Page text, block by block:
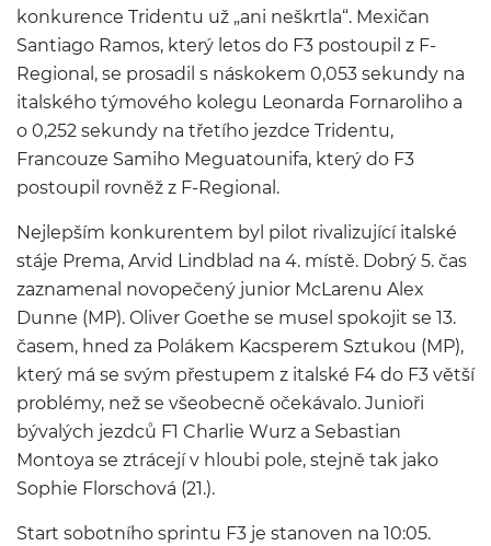
konkurence Tridentu už „ani neškrtla“. Mexičan
Santiago Ramos, který letos do F3 postoupil z F-
Regional, se prosadil s náskokem 0,053 sekundy na
italského týmového kolegu Leonarda Fornaroliho a
o 0,252 sekundy na třetího jezdce Tridentu,
Francouze Samiho Meguatounifa, který do F3
postoupil rovněž z F-Regional.
Nejlepším konkurentem byl pilot rivalizující italské
stáje Prema, Arvid Lindblad na 4. místě. Dobrý 5. čas
zaznamenal novopečený junior McLarenu Alex
Dunne (MP). Oliver Goethe se musel spokojit se 13.
časem, hned za Polákem Kacsperem Sztukou (MP),
který má se svým přestupem z italské F4 do F3 větší
problémy, než se všeobecně očekávalo. Junioři
bývalých jezdců F1 Charlie Wurz a Sebastian
Montoya se ztrácejí v hloubi pole, stejně tak jako
Sophie Florschová (21.).
Start sobotního sprintu F3 je stanoven na 10:05.